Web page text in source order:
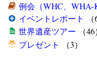
例会（WHC、WHA-K
イベントレポート
（
世界遺産ツアー （46）
プレゼント
（3）